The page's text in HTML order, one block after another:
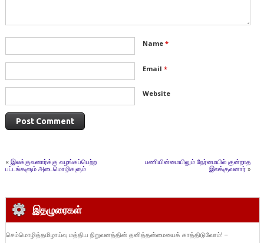
Name *
Email *
Website
« இலக்குவனார்க்கு வழங்கப்பெற்ற
பட்டங்களும் அடைமொழிகளும்
பணியின்மையிலும் நேர்மையில் குன்றாத
இலக்குவனார்»
இதழுரைகள்
செம்மொழித்தமிழாய்வு மத்திய நிறுவனத்தின் தனித்தன்மையைக் காத்திடுவோம்! –